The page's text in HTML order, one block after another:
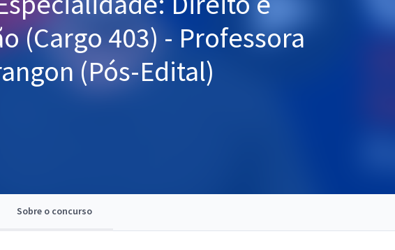
(Cargo 403) - Professora
(Pós-Edital)
Sobre o concurso